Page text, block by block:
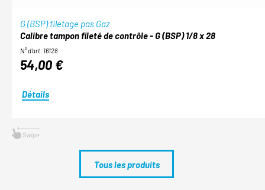
G (BSP) filetage pas Gaz
Calibre tampon fileté de contrôle - G (BSP) 1/8 x 28
N° d'art. 16128
54,00 €
Détails
Tous les produits